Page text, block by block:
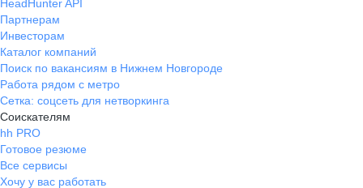
HeadHunter API
Партнерам
Инвесторам
Каталог компаний
Поиск по вакансиям в Нижнем Новгороде
Работа рядом с метро
Сетка: соцсеть для нетворкинга
Соискателям
hh PRO
Готовое резюме
Все сервисы
Хочу у вас работать